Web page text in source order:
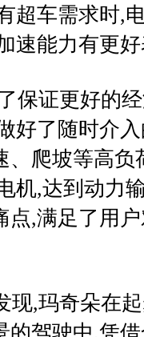
超车需求时,
速能力有更
保证更好的
好了随时介
、爬坡等高
机,达到动力
点,满足了用
现,玛奇朵在